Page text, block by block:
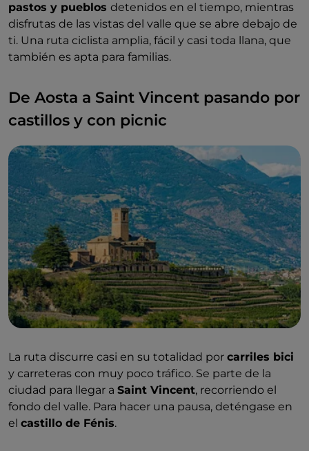
pastos y pueblos detenidos en el tiempo, mientras
disfrutas de las vistas del valle que se abre debajo de
ti. Una ruta ciclista amplia, fácil y casi toda llana, que
también es apta para familias.
De Aosta a Saint Vincent pasando por
castillos y con picnic
La ruta discurre casi en su totalidad por carriles bici
y carreteras con muy poco tráfico. Se parte de la
ciudad para llegar a Saint Vincent, recorriendo el
fondo del valle. Para hacer una pausa, deténgase en
el castillo de Fénis.